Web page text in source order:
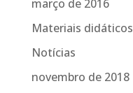
março de 2016
Materiais didáticos
Notícias
novembro de 2018